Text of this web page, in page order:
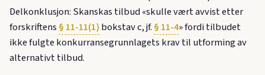
Delkonklusjon: Skanskas tilbud «skulle vært avvist etter
forskriftens § 11-11(1) bokstav c, jf. § 11-4» fordi tilbudet
ikke fulgte konkurransegrunnlagets krav til utforming av
alternativt tilbud.